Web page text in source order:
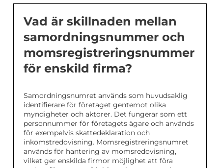
Vad är skillnaden mellan
samordningsnummer och
momsregistreringsnummer
för enskild firma?
Samordningsnumret används som huvudsaklig
identifierare för företaget gentemot olika
myndigheter och aktörer. Det fungerar som ett
personnummer för företagets ägare och används
för exempelvis skattedeklaration och
inkomstredovisning. Momsregistreringsnumret
används för hantering av momsredovisning,
vilket ger enskilda firmor möjlighet att föra